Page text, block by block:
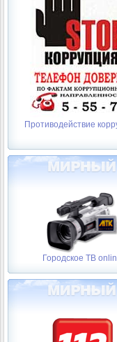
Противодействие
Городское ТВ